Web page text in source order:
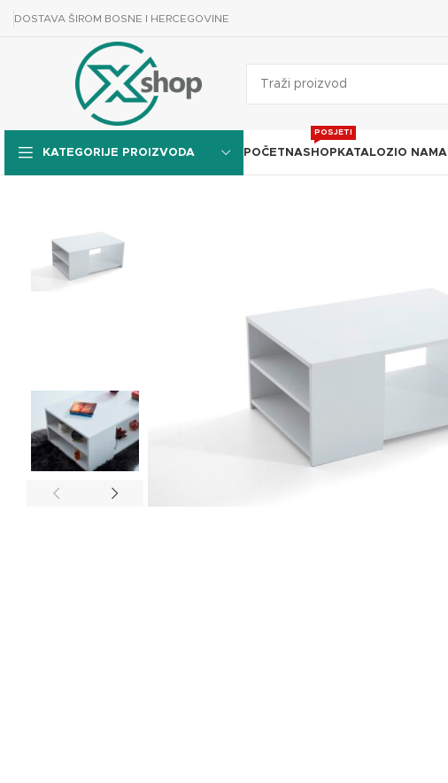
DOSTAVA ŠIROM BOSNE I HERCEGOVINE
KATEGORIJE PROIZVODA POČETNASHOP
POSJETI
KATALOZI O NAMA